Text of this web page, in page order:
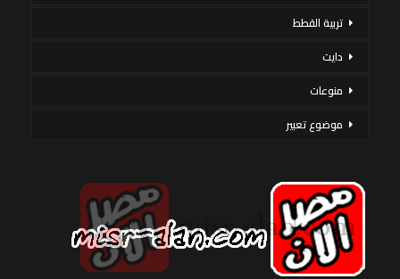
تربية القطط
دايت
منوعات
موضوع تعبير